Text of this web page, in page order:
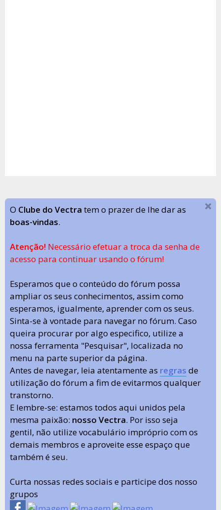
O Clube do Vectra tem o prazer de lhe dar as
boas-vindas.
Atenção! Necessário efetuar a troca da senha de
acesso para continuar usando o fórum!
Esperamos que o conteúdo do fórum possa
ampliar os seus conhecimentos, assim como
esperamos, igualmente, aprender com os seus.
Sinta-se à vontade para navegar no fórum. Caso
queira procurar por algo especifico, utilize a
nossa ferramenta "Pesquisar", localizada no
menu na parte superior da página.
Antes de navegar, leia atentamente as regras de
utilização do fórum a fim de evitarmos qualquer
transtorno.
E lembre-se: estamos todos aqui unidos pela
mesma paixão: nosso Vectra. Por isso seja
gentil, não utilize vocabulário impróprio com os
demais membros e aproveite esse espaço que
também é seu.
Curta nossas redes sociais e participe dos nosso
grupos